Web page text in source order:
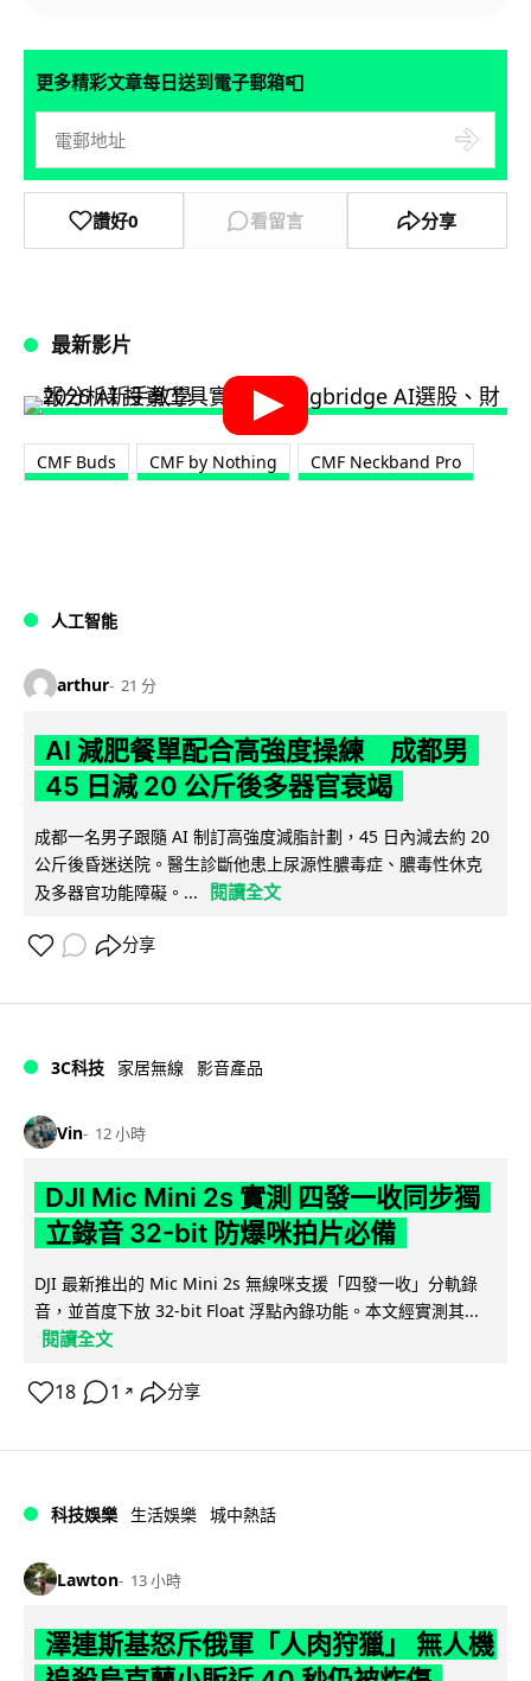
更多精彩文章每日送到電子郵箱📮
讚好0 看留言 分享
最新影片
CMF Buds CMF by Nothing CMF Neckband Pro
人工智能
arthur 21 分
AI 減肥餐單配合高強度操練 成都男
45 日減 20 公斤後多器官衰竭
成都一名男子跟隨 AI 制訂高強度減脂計劃，45 日內減去約 20
公斤後昏迷送院。醫生診斷他患上尿源性膿毒症、膿毒性休克
及多器官功能障礙。...
閱讀全文
分享
3C科技 家居無線 影音產品
Vin 12 小時
DJI Mic Mini 2s 實測 四發一收同步獨
立錄音 32-bit 防爆咪拍片必備
DJI 最新推出的 Mic Mini 2s 無線咪支援「四發一收」分軌錄
音，並首度下放 32-bit Float 浮點內錄功能。本文經實測其...
閱讀全文
18 1 ↗ 分享
科技娛樂 生活娛樂 城中熱話
Lawton 13 小時
澤連斯基怒斥俄軍「人肉狩獵」 無人機